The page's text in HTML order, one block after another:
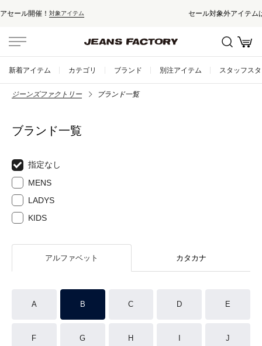
セール対象外アイテムは10%ポイント還元！
新着アイテム カテゴリ ブランド 別注アイテム スタッフス
ジーンズファクトリー ブランド一覧
ブランド一覧
指定なし
MENS
LADYS
KIDS
アルファベット カタカナ
A B C D E
F G H J